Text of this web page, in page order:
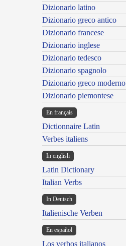
Dizionario latino
Dizionario greco antico
Dizionario francese
Dizionario inglese
Dizionario tedesco
Dizionario spagnolo
Dizionario greco moderno
Dizionario piemontese
En français
Dictionnaire Latin
Verbes italiens
In english
Latin Dictionary
Italian Verbs
In Deutsch
Italienische Verben
En español
Los verbos italianos